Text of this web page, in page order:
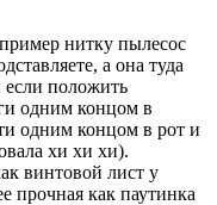
нитку пылесос
а она туда
положить
одним концом в
одним концом в рот и
хи хи хи).
винтовой лист у
прочная как паутинка